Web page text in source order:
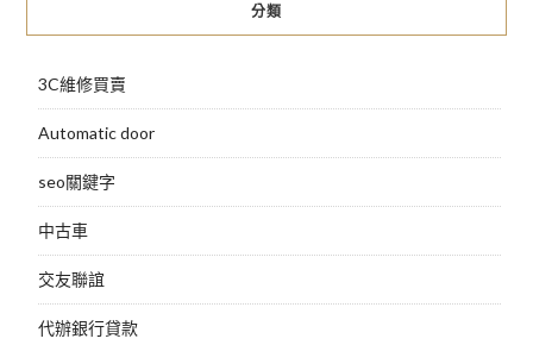
分類
3C維修買賣
Automatic door
seo關鍵字
中古車
交友聯誼
代辦銀行貸款